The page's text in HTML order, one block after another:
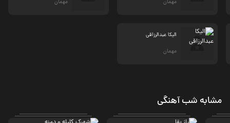
مهمان مهمان
الیکا عبدالرزاقی
مهمان
مشابه شب آهنگی